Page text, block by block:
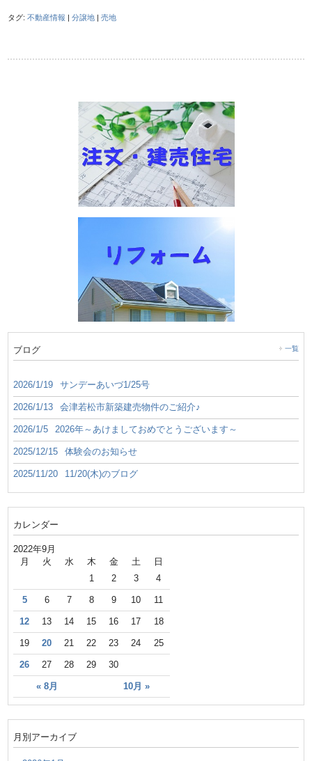
タグ:不動産情報 |分譲地 |売地
ブログ 一覧
2026/1/19 サンデーあいづ1/25号
2026/1/13 会津若松市新築建売物件のご紹介♪
2026/1/5 2026年～あけましておめでとうございます～
2025/12/15 体験会のお知らせ
2025/11/20 11/20(木)のブログ
カレンダー
2022年9月
月 火 水 木 金 土 日
« 8月 10月 »
1 2 3 4
5 6 7 8 9 10 11
12 13 14 15 16 17 18
19 20 21 22 23 24 25
26 27 28 29 30
月別アーカイブ